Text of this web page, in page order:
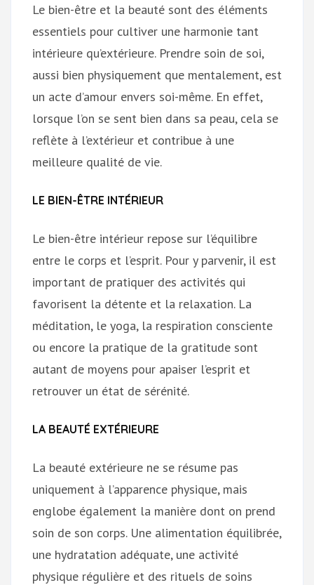
Le bien-être et la beauté sont des éléments
essentiels pour cultiver une harmonie tant
intérieure qu’extérieure. Prendre soin de soi,
aussi bien physiquement que mentalement, est
un acte d’amour envers soi-même. En effet,
lorsque l’on se sent bien dans sa peau, cela se
reflète à l’extérieur et contribue à une
meilleure qualité de vie.
LE BIEN-ÊTRE INTÉRIEUR
Le bien-être intérieur repose sur l’équilibre
entre le corps et l’esprit. Pour y parvenir, il est
important de pratiquer des activités qui
favorisent la détente et la relaxation. La
méditation, le yoga, la respiration consciente
ou encore la pratique de la gratitude sont
autant de moyens pour apaiser l’esprit et
retrouver un état de sérénité.
LA BEAUTÉ EXTÉRIEURE
La beauté extérieure ne se résume pas
uniquement à l’apparence physique, mais
englobe également la manière dont on prend
soin de son corps. Une alimentation équilibrée,
une hydratation adéquate, une activité
physique régulière et des rituels de soins